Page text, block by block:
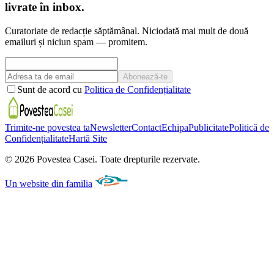
livrate în inbox.
Curatoriate de redacție săptămânal. Niciodată mai mult de două
emailuri și niciun spam — promitem.
Abonează-te
Sunt de acord cu Politica de Confidențialitate
Trimite-ne povestea taNewsletterContactEchipaPublicitatePolitică de
ConfidențialitateHartă Site
© 2026 Povestea Casei. Toate drepturile rezervate.
Un website din familia